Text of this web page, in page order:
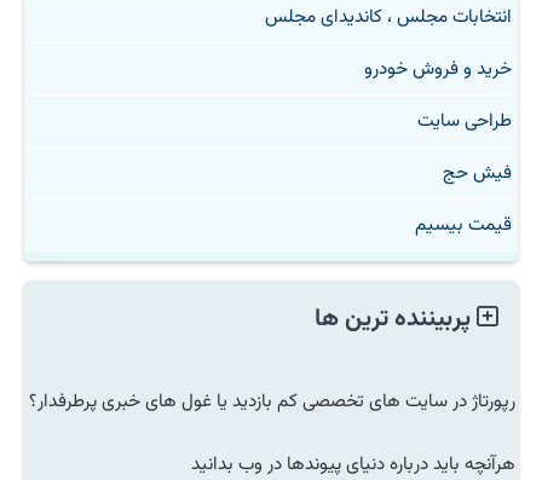
انتخابات مجلس ، کاندیدای مجلس
خرید و فروش خودرو
طراحی سایت
فیش حج
قیمت بیسیم
پربیننده ترین ها
رپورتاژ در سایت های تخصصی کم بازدید یا غول های خبری پرطرفدار؟
هرآنچه باید درباره دنیای پیوندها در وب بدانید